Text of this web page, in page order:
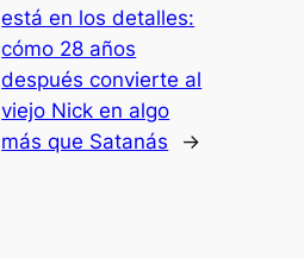
está en los detalles:
cómo 28 años
después convierte al
viejo Nick en algo
más que Satanás
→